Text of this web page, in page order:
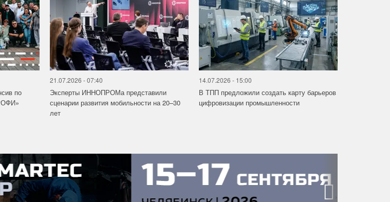
по
21.07.2026 - 07:40
Эксперты ИННОПРОМа представили
сценарии развития мобильности на 20–30
лет
14.07.2026 - 15:00
В ТПП предложили создать карту барьеров
цифровизации промышленности
›